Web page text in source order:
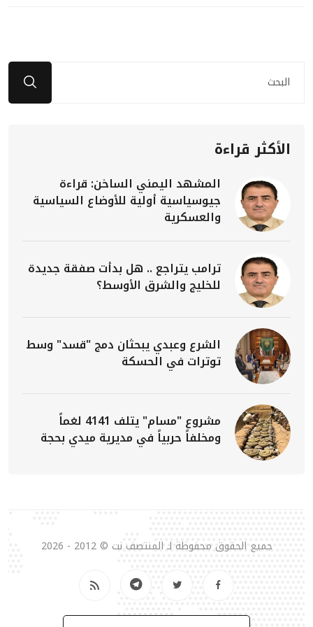
الأكثر قراءة
المشهد اليمني الساخن: قراءة
جيوسياسية أولية للأوضاع السياسية
والعسكرية
ترامب يتراجع .. هل بدأت صفقة جديدة
للخليج والشرق الأوسط؟
الشرع وعبدي يبحثان دمج "قسد" وسط
توترات في الحسكة
مشروع "مسام" يتلف 4141 لغماً
ومخلفاً حربياً في مديرية ميدي بحجة
جميع الحقوق محفوظة لـ المنتصف نت © 2012 - 2026